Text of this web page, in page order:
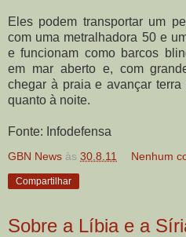
Eles podem transportar um
com uma metralhadora 50 e
e funcionam como barcos
em mar aberto e, com
chegar à praia e avançar
quanto à noite.
Fonte: Infodefensa
GBN News às 30.8.11 Nenhum
Compartilhar
Sobre a Líbia e a